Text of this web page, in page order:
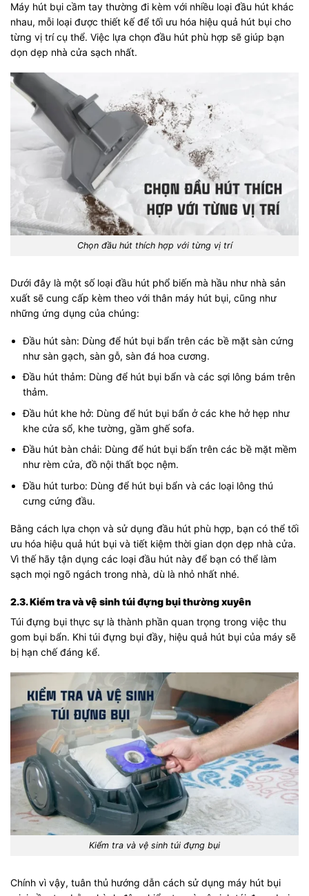
Máy hút bụi cầm tay thường đi kèm với nhiều loại đầu hút khác
nhau, mỗi loại được thiết kế để tối ưu hóa hiệu quả hút bụi cho
từng vị trí cụ thể. Việc lựa chọn đầu hút phù hợp sẽ giúp bạn
dọn dẹp nhà cửa sạch nhất.
Chọn đầu hút thích hợp với từng vị trí
Dưới đây là một số loại đầu hút phổ biến mà hầu như nhà sản
xuất sẽ cung cấp kèm theo với thân máy hút bụi, cũng như
những ứng dụng của chúng:
Đầu hút sàn: Dùng để hút bụi bẩn trên các bề mặt sàn cứng
như sàn gạch, sàn gỗ, sàn đá hoa cương.
Đầu hút thảm: Dùng để hút bụi bẩn và các sợi lông bám trên
thảm.
Đầu hút khe hở: Dùng để hút bụi bẩn ở các khe hở hẹp như
khe cửa sổ, khe tường, gầm ghế sofa.
Đầu hút bàn chải: Dùng để hút bụi bẩn trên các bề mặt mềm
như rèm cửa, đồ nội thất bọc nệm.
Đầu hút turbo: Dùng để hút bụi bẩn và các loại lông thú
cưng cứng đầu.
Bằng cách lựa chọn và sử dụng đầu hút phù hợp, bạn có thể tối
ưu hóa hiệu quả hút bụi và tiết kiệm thời gian dọn dẹp nhà cửa.
Vì thế hãy tận dụng các loại đầu hút này để bạn có thể làm
sạch mọi ngõ ngách trong nhà, dù là nhỏ nhất nhé.
2.3. Kiểm tra và vệ sinh túi đựng bụi thường xuyên
Túi đựng bụi thực sự là thành phần quan trọng trong việc thu
gom bụi bẩn. Khi túi đựng bụi đầy, hiệu quả hút bụi của máy sẽ
bị hạn chế đáng kể.
Kiểm tra và vệ sinh túi đựng bụi
Chính vì vậy, tuân thủ hướng dẫn cách sử dụng máy hút bụi